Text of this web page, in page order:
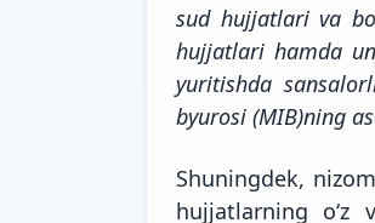
sud hujjatlari va
hujjatlari hamda
yuritishda
byurosi (MIB)ning
Shuningdek,
hujjatlarning o‘z